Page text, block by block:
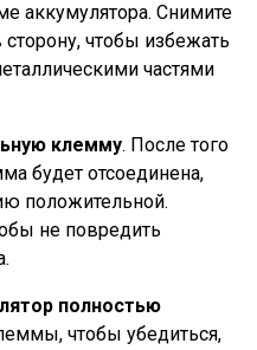
аккумулятора. Снимите
чтобы избежать
частями
клемму. После того
будет отсоединена,
положительной.
не повредить
полностью
чтобы убедиться,